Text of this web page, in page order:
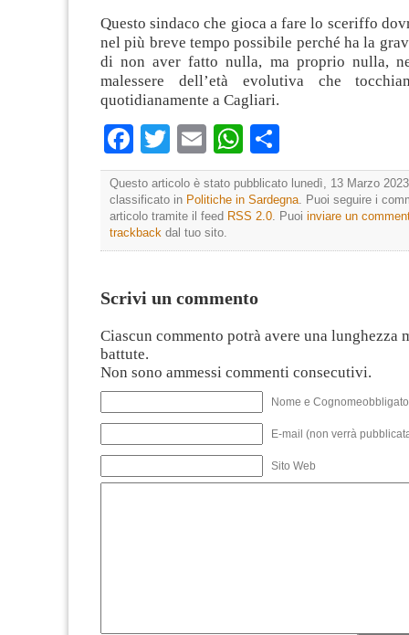
Questo sindaco che gioca a fare lo sceriffo
nel più breve tempo possibile perché ha la
di non aver fatto nulla, ma proprio nulla,
malessere dell’età evolutiva che
quotidianamente a Cagliari.
Facebook
Twitter
EmailWhatsApp
Questo articolo è stato pubblicato lunedì, 13 Marzo
classificato in Politiche in Sardegna . Puoi seguire i
articolo tramite il feed RSS 2.0 . Puoi inviare un
trackback dal tuo sito.
Scrivi un commento
Ciascun commento potrà avere una lunghezza
battute.
Non sono ammessi commenti consecutivi.
Nome e
E-mail (non verrà
Sito Web